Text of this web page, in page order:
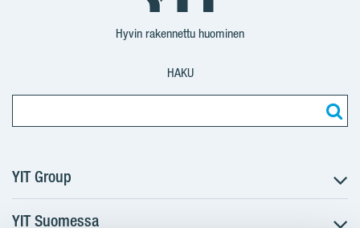
Suomi
Hyvin rakennettu huominen
HAKU
YIT Group
Tietoa YIT:stä
YIT Suomessa